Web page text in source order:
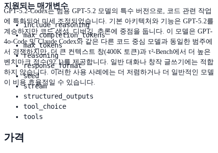
GPT-5.2-Codex는 범용 GPT-5.2 모델의 특수 버전으로, 코드 관련 작업
에 특화되어 미세 조정되었습니다. 기본 아키텍처와 기능은 GPT-5.2를
계승하지만 코드 생성, 디버깅, 추론에 중점을 둡니다. 이 모델은 GPT-
4o-Code 및 Claude Codex와 같은 다른 코드 중심 모델과 동일한 범주에
서 경쟁하지만, 더 큰 컨텍스트 창(400K 토큰)과 τ²-Bench에서 더 높은
벤치마크 점수(92.1)를 제공합니다. 일반 대화나 창작 글쓰기에는 적합
하지 않습니다. 이러한 사용 사례에는 더 저렴하거나 더 일반적인 모델
이 비용 효율적일 수 있습니다.
지원되는 매개변수
include_reasoning
max_completion_tokens
max_tokens
reasoning
response_format
seed
stream
structured_outputs
tool_choice
tools
가격